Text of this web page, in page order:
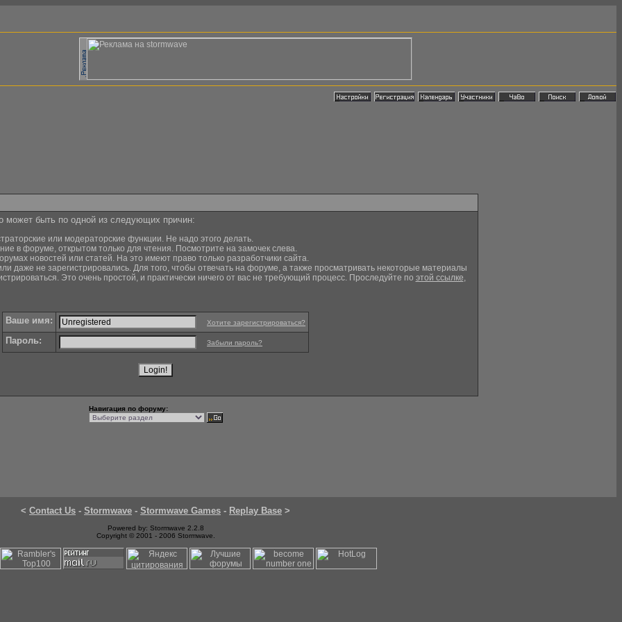
может быть по одной из следующих причин:
или модераторские функции. Не надо этого делать.
в форуме, открытом только для чтения. Посмотрите на замочек слева.
новостей или статей. На это имеют право только разработчики сайта.
даже не зарегистрировались. Для того, чтобы отвечать на форуме, а также просматривать некоторые материалы
Это очень простой, и практически ничего от вас не требующий процесс. Проследуйте по этой ссылке,
Ваше имя: Хотите зарегистрироваться?
Пароль: Забыли пароль?
Навигация по форуму:
< Contact Us - Stormwave - Stormwave Games - Replay Base >
Powered by: Stormwave 2.2.8
Copyright © 2001 - 2006 Stormwave.